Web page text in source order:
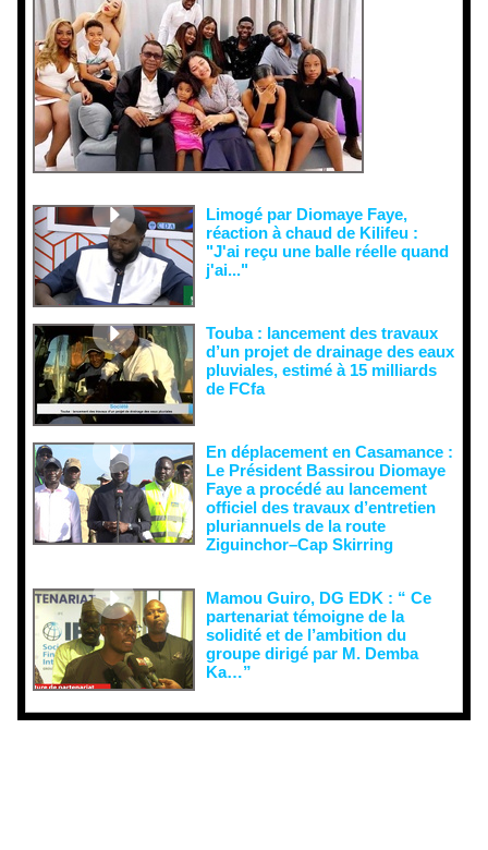
Limogé par Diomaye Faye,
réaction à chaud de Kilifeu :
"J'ai reçu une balle réelle quand
j'ai..."
Touba : lancement des travaux
d’un projet de drainage des eaux
pluviales, estimé à 15 milliards
de FCfa ‎
En déplacement en Casamance :
Le Président Bassirou Diomaye
Faye a procédé au lancement
officiel des travaux d’entretien
pluriannuels de la route
Ziguinchor–Cap Skirring
Mamou Guiro, DG EDK : “ Ce
partenariat témoigne de la
solidité et de l’ambition du
groupe dirigé par M. Demba
Ka…”